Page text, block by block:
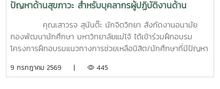
ปัญหาด้านสุขภาวะ สำหรับบุคลากรผู้ปฏิบัติงานด้าน
คุณเสาวรจ สุนันต๊ะ นักจิตวิทยา สังกัดงานอนามัย
กองพัฒนานักศึกษา มหาวิทยาลัยแม่โจ้ ได้เข้าร่วมฝึกอบรม
โครงการฝึกอบรมแนวทางการช่วยเหลือนิสิต/นักศึกษาที่มีปัญหา
ที่ 6–7 กรกฎาคม 2569 ณ ห้องบรรยาย ชั้น 1 กองพัฒนานิสิต
9 กรกฎาคม 2569 | 445